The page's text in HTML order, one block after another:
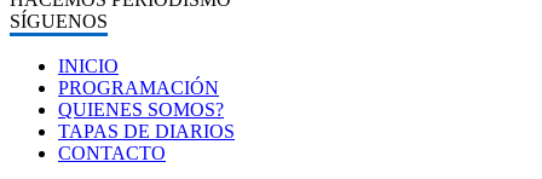
SÍGUENOS
INICIO
PROGRAMACIÓN
QUIENES SOMOS?
TAPAS DE DIARIOS
CONTACTO